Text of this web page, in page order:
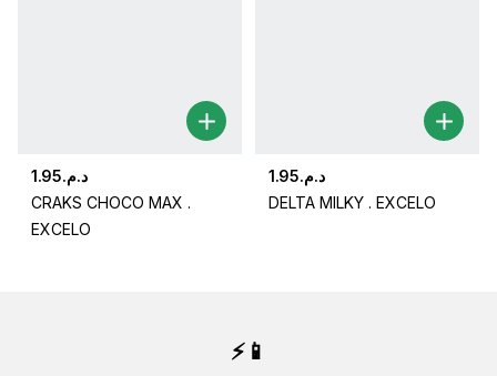
د.م.1.95
CRAKS CHOCO MAX .
EXCELO
د.م.1.95
DELTA MILKY . EXCELO
⚡📱